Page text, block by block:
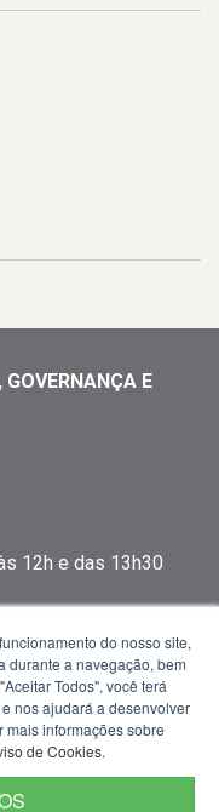
E
12h e das 13h30
do nosso site,
durante a navegação, bem
Todos", você terá
nos ajudará a desenvolver
mais informações sobre
de Cookies.